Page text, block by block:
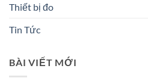
Thiết bị đo
Tin Tức
BÀI VIẾT MỚI